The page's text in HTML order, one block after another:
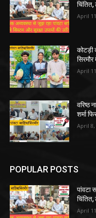
April
कोटड़ी
April
वरिष्ठ
शर्मा
April 8,
POPULAR POSTS
पांवटा
April